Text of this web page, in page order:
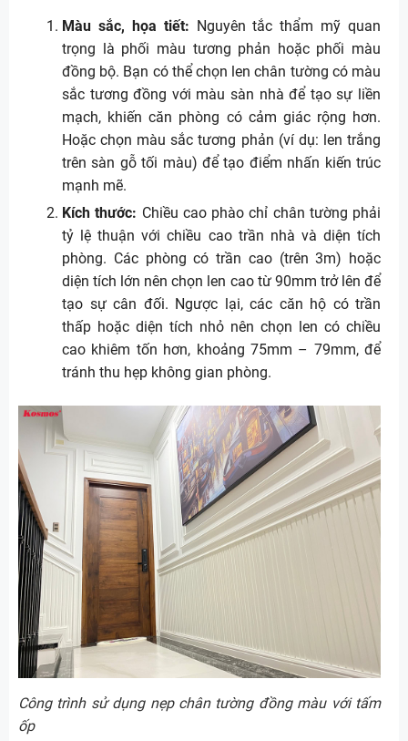
Màu sắc, họa tiết: Nguyên tắc thẩm mỹ quan
trọng là phối màu tương phản hoặc phối màu
đồng bộ. Bạn có thể chọn len chân tường có màu
sắc tương đồng với màu sàn nhà để tạo sự liền
mạch, khiến căn phòng có cảm giác rộng hơn.
Hoặc chọn màu sắc tương phản (ví dụ: len trắng
trên sàn gỗ tối màu) để tạo điểm nhấn kiến trúc
mạnh mẽ.
Kích thước: Chiều cao phào chỉ chân tường phải
tỷ lệ thuận với chiều cao trần nhà và diện tích
phòng. Các phòng có trần cao (trên 3m) hoặc
diện tích lớn nên chọn len cao từ 90mm trở lên để
tạo sự cân đối. Ngược lại, các căn hộ có trần
thấp hoặc diện tích nhỏ nên chọn len có chiều
cao khiêm tốn hơn, khoảng 75mm – 79mm, để
tránh thu hẹp không gian phòng.
Công trình sử dụng nẹp chân tường đồng màu với tấm
ốp